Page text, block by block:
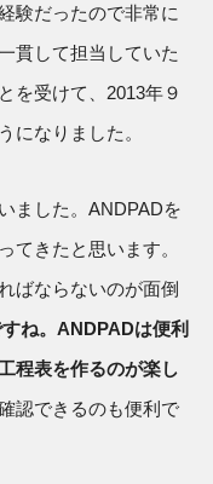
験だったので非常に
貫して担当していた
を受けて、2013年９
になりました。
ました。ANDPADを
てきたと思います。
ばならないのが面倒
ね。ANDPADは便利
程表を作るのが楽し
認できるのも便利で